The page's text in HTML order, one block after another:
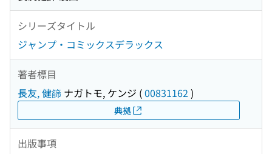
シリーズタイトル
ジャンプ・コミックスデラックス
著者標目
長友, 健篩 ナガトモ, ケンジ (00831162 )
典拠
出版事項